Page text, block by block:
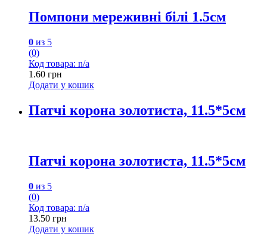
Помпони мереживні білі 1.5см
0 из 5
(0)
Код товара: n/a
1.60 грн
Додати у кошик
Патчі корона золотиста, 11.5*5см
Патчі корона золотиста, 11.5*5см
0 из 5
(0)
Код товара: n/a
13.50 грн
Додати у кошик